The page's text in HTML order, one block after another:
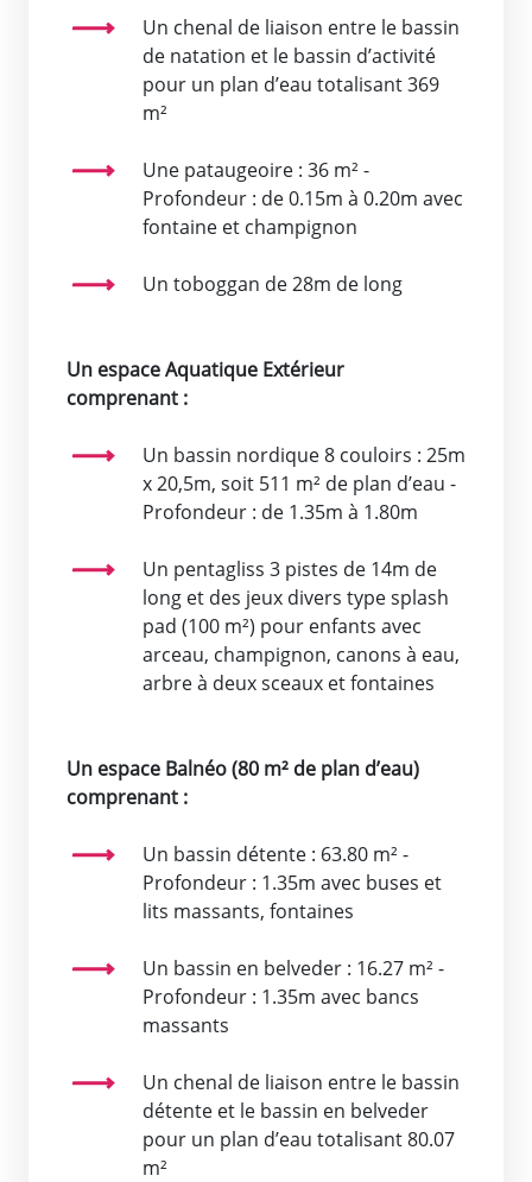
Un chenal de liaison entre le bassin
de natation et le bassin d’activité
pour un plan d’eau totalisant 369
m²
Une pataugeoire : 36 m² -
Profondeur : de 0.15m à 0.20m avec
fontaine et champignon
Un toboggan de 28m de long
Un espace Aquatique Extérieur
comprenant :
Un bassin nordique 8 couloirs : 25m
x 20,5m, soit 511 m² de plan d’eau -
Profondeur : de 1.35m à 1.80m
Un pentagliss 3 pistes de 14m de
long et des jeux divers type splash
pad (100 m²) pour enfants avec
arceau, champignon, canons à eau,
arbre à deux sceaux et fontaines
Un espace Balnéo (80 m² de plan d’eau)
comprenant :
Un bassin détente : 63.80 m² -
Profondeur : 1.35m avec buses et
lits massants, fontaines
Un bassin en belveder : 16.27 m² -
Profondeur : 1.35m avec bancs
massants
Un chenal de liaison entre le bassin
détente et le bassin en belveder
pour un plan d’eau totalisant 80.07
m²